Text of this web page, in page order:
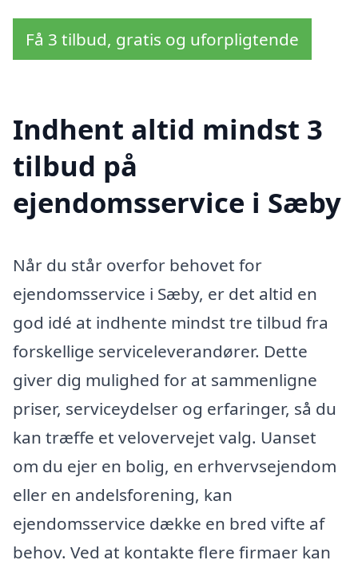
Få 3 tilbud, gratis og uforpligtende
Indhent altid mindst 3
tilbud på
ejendomsservice i Sæby
Når du står overfor behovet for
ejendomsservice i Sæby, er det altid en
god idé at indhente mindst tre tilbud fra
forskellige serviceleverandører. Dette
giver dig mulighed for at sammenligne
priser, serviceydelser og erfaringer, så du
kan træffe et velovervejet valg. Uanset
om du ejer en bolig, en erhvervsejendom
eller en andelsforening, kan
ejendomsservice dække en bred vifte af
behov. Ved at kontakte flere firmaer kan